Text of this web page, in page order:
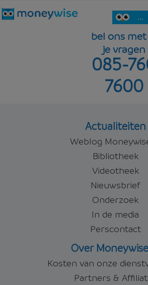
...
bel ons
je vragen
085-
7600
Actualiteiten
Weblog
Bibliotheek
Videotheek
Nieuwsbrief
Onderzoek
In de media
Perscontact
Over
Kosten van onze
Partners &